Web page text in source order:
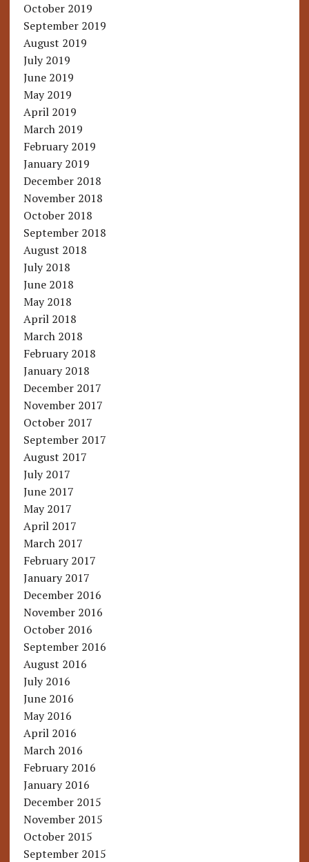
October 2019
September 2019
August 2019
July 2019
June 2019
May 2019
April 2019
March 2019
February 2019
January 2019
December 2018
November 2018
October 2018
September 2018
August 2018
July 2018
June 2018
May 2018
April 2018
March 2018
February 2018
January 2018
December 2017
November 2017
October 2017
September 2017
August 2017
July 2017
June 2017
May 2017
April 2017
March 2017
February 2017
January 2017
December 2016
November 2016
October 2016
September 2016
August 2016
July 2016
June 2016
May 2016
April 2016
March 2016
February 2016
January 2016
December 2015
November 2015
October 2015
September 2015